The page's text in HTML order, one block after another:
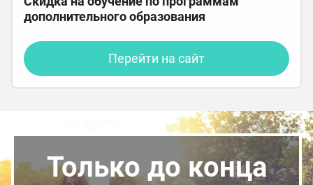
дополнительного образования
Перейти на сайт
Только до конца